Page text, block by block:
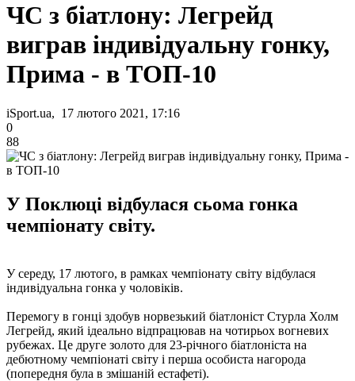
ЧС з біатлону: Легрейд
виграв індивідуальну гонку,
Прима - в ТОП-10
iSport.ua, 17 лютого 2021, 17:16
0
88
У Поклюці відбулася сьома гонка
чемпіонату світу.
У середу, 17 лютого, в рамках чемпіонату світу відбулася
індивідуальна гонка у чоловіків.
Перемогу в гонці здобув норвезький біатлоніст Стурла Холм
Легрейд, який ідеально відпрацював на чотирьох вогневих
рубежах. Це друге золото для 23-річного біатлоніста на
дебютному чемпіонаті світу і перша особиста нагорода
(попередня була в змішаній естафеті).